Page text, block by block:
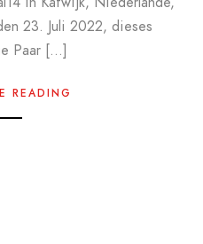
23. Juli 2022, dieses
Paar […]
READING